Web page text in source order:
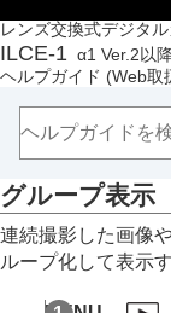
レンズ交換式デジタ
ILCE-1 α1 Ver.2以
ヘルプガイド (Web取
トップページ
ヘルプガイドの使い
本体と付属品を確認
本機の基本操作
準備/基本的な撮影
MENU一覧から機能を
撮影機能を活用する
グループ表示
連続撮影した画像
ループ化して表示